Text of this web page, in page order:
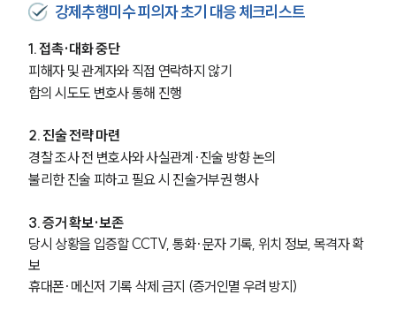
강제추행미수 피의자 초기 대응 체크리스트
1. 접촉·대화 중단
피해자 및 관계자와 직접 연락하지 않기
합의 시도도 변호사 통해 진행
2. 진술 전략 마련
경찰 조사 전 변호사와 사실관계·진술 방향 논의
불리한 진술 피하고 필요 시 진술거부권 행사
3. 증거 확보·보존
당시 상황을 입증할 CCTV, 통화·문자 기록, 위치 정보, 목격자 확
보
휴대폰·메신저 기록 삭제 금지 (증거인멸 우려 방지)